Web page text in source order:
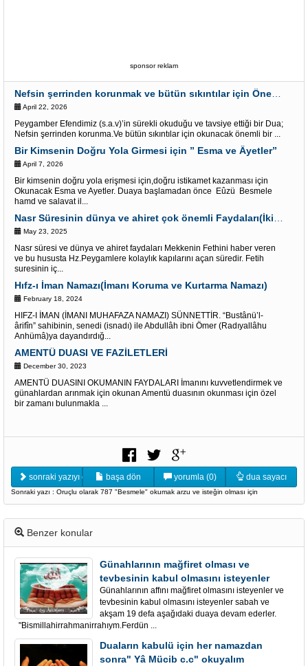
sponsor reklam
April 22, 2026
Peygamber Efendimiz (s.a.v)’in sürekli okuduğu ve tavsiye ettiği bir Dua;
Nefsin şerrinden korunma.Ve bütün sıkıntılar için okunacak önemli bir ...
Bir Kimsenin Doğru Yola Girmesi için ” Esma ve Âyetler”
April 7, 2026
Bir kimsenin doğru yola erişmesi için,doğru istikamet kazanması için
Okunacak Esma ve Ayetler. Duaya başlamadan önce Eûzü Besmele
hamd ve salavat il...
May 23, 2025
Nasr süresi ve dünya ve ahiret faydaları Mekkenin Fethini haber veren
ve bu hususta Hz.Peygamlere kolaylık kapılarını açan süredir. Fetih
suresinin iç...
Hıfz-ı İman Namazı(İmanı Koruma ve Kurtarma Namazı)
February 18, 2024
HIFZ-I İMAN (İMANI MUHAFAZA NAMAZI) SÜNNETTİR. “Bustânü’l-
ârifîn” sahibinin, senedi (isnadı) ile Abdullâh ibni Ömer (Radıyallâhu
Anhümâ)ya dayandırdığ...
AMENTÜ DUASI VE FAZİLETLERİ
December 30, 2023
AMENTÜ DUASINI OKUMANIN FAYDALARI İmanını kuvvetlendirmek ve
günahlardan arınmak için okunan Amentü duasının okunması için özel
bir zamanı bulunmakla ...
sonraki yazıyı oku başa dön yorumla (0) dua sayacı
Sonraki yazı : Oruçlu olarak 787 "Besmele" okumak arzu ve isteğin olması için
Benzer konular
Günahlarının mağfiret olması ve
tevbesinin kabul olmasını isteyenler
Günahlarının affını mağfiret olmasını isteyenler ve
tevbesinin kabul olmasını isteyenler sabah ve
akşam 19 defa aşağıdaki duaya devam ederler.
"Bismillahirrahmanirrahıym.Ferdün ...
Duaların kabulü için her namazdan
sonra" Yâ Mücib c.c" okuyalım